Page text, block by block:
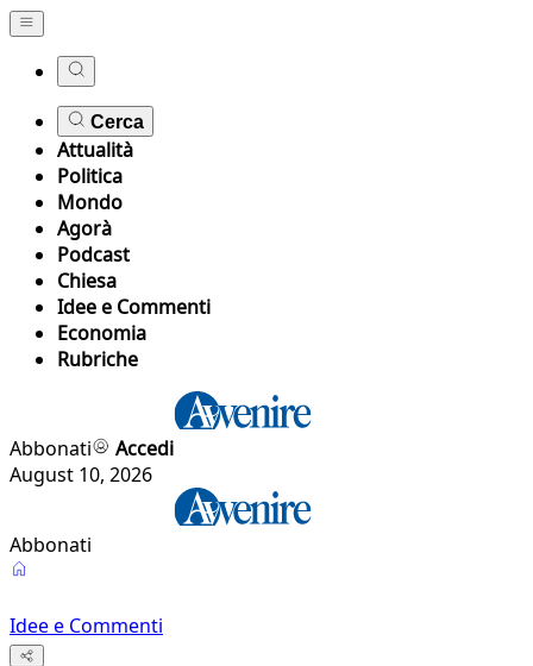
Cerca
Attualità
Politica
Mondo
Agorà
Podcast
Chiesa
Idee e Commenti
Economia
Rubriche
Abbonati
Accedi
August 10, 2026
Abbonati
Idee e Commenti